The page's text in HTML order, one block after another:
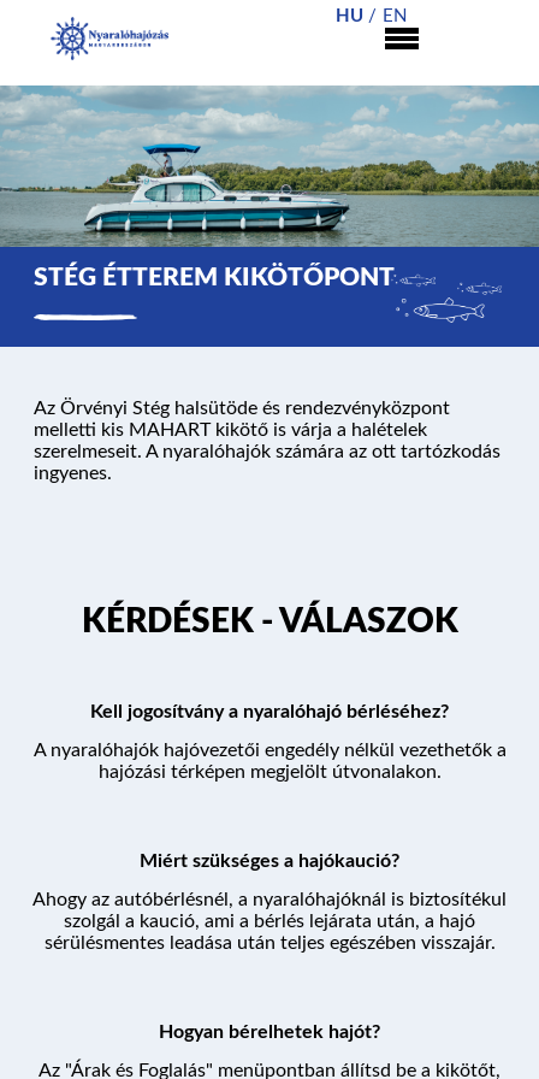
HAJÓK
KÉRDÉSEK
ÁRAK ÉS FOGLALÁS
HU EN
STÉG ÉTTEREM KIKÖTŐPONT
Az Örvényi Stég halsütöde és rendezvényközpont
melletti kis MAHART kikötő is várja a halételek
szerelmeseit. A nyaralóhajók számára az ott tartózkodás
ingyenes.
KÉRDÉSEK - VÁLASZOK
Kell jogosítvány a nyaralóhajó bérléséhez?
A nyaralóhajók hajóvezetői engedély nélkül vezethetők a
hajózási térképen megjelölt útvonalakon.
Miért szükséges a hajókaució?
Ahogy az autóbérlésnél, a nyaralóhajóknál is biztosítékul
szolgál a kaució, ami a bérlés lejárata után, a hajó
sérülésmentes leadása után teljes egészében visszajár.
Hogyan bérelhetek hajót?
Az "Árak és Foglalás" menüpontban állítsd be a kikötőt,